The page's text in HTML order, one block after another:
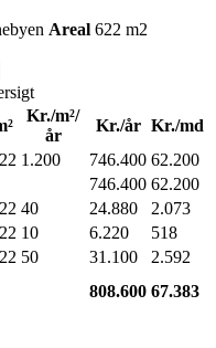
Areal 622 m2
Kr./m²/
år
Kr./år Kr./md
1.200 746.400 62.200
746.400 62.200
40 24.880
2.073
10 6.220
518
50 31.100
2.592
808.600 67.383